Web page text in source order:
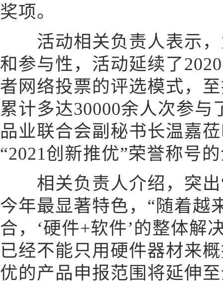
奖项。
活动相关负责人表示，
和参与性，活动延续了
者网络投票的评选模式，
累计多达30000余人次参
品业联合会副秘书长温嘉
“2021创新推优”荣誉称号
相关负责人介绍，突出
今年最显著特色，“随着越
合，‘硬件+软件’的整体解
已经不能只用硬件器材来
优的产品申报范围将延伸